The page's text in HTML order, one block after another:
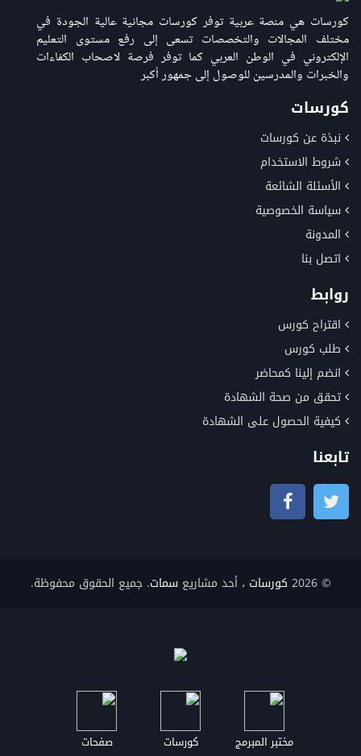
كورسات هي منصة عربية توفر كورسات مجانية عالية الجودة في
مختلف المجالات والتخصصات تسعى إلى رفع مستوى التعليم
الإلكتروني في الوطن العربي كما توفر فرصة لاصحاب الكفاءات
والخبرات والمدرسين للوصول إلى جمهور أكبر
كورسات
نبذة عن كورسات
شروط الاستخدام
الأسئلة الشائعة
سياسة الخصوصية
المدونة
اتصل بنا
روابط
اقتراح كورس
طلب كورس
انضم إلينا كمحاضر
تحقق من صحة الشهادة
كيفية الحصول على الشهادة
تابعنا
© 2026 كورسات ، أحد مشاريعسمات. جميع الحقوق محفوظة.
مختبر المبرمج كورسات صفحات